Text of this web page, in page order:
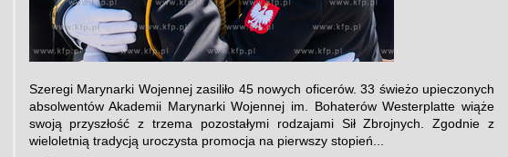
Szeregi Marynarki Wojennej zasiliło 45 nowych oficerów. 33 świeżo upieczonych
absolwentów Akademii Marynarki Wojennej im. Bohaterów Westerplatte wiąże
swoją przyszłość z trzema pozostałymi rodzajami Sił Zbrojnych. Zgodnie z
wieloletnią tradycją uroczysta promocja na pierwszy stopień...